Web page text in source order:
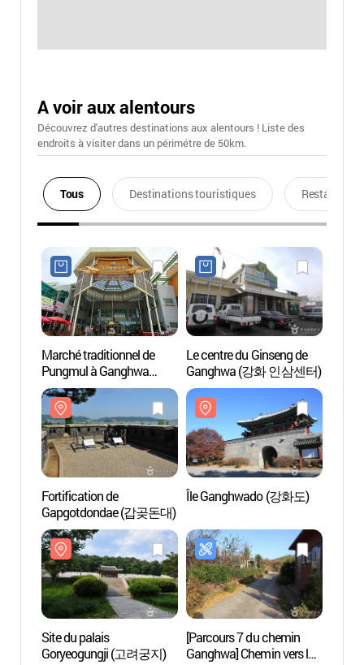
A voir aux alentours
Découvrez d'autres destinations aux alentours ! Liste des
endroits à visiter dans un périmétre de 50km.
Tous Destinations touristiques Restaurants
Marché traditionnel de
Pungmul à Ganghwa
(강화 풍물시장)
Le centre du Ginseng de
Ganghwa (강화 인삼센터)
Fortification de
Gapgotdondae (갑곶돈대)
Île Ganghwado (강화도)
Site du palais
Goryeogungji (고려궁지)
[Parcours 7 du chemin
Ganghwa] Chemin vers la